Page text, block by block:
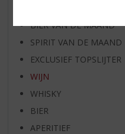
BIER VAN DE MAAND
SPIRIT VAN DE MAAND
EXCLUSIEF TOPSLIJTER
WIJN
WHISKY
BIER
APERITIEF